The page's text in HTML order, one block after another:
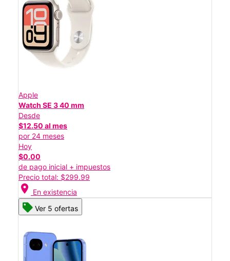
Apple
Watch SE 3 40 mm
Desde
$12.50 al mes
por 24 meses
Hoy
$0.00
de pago inicial + impuestos
Precio total: $299.99
location_on En existencia
Ver 5 ofertas